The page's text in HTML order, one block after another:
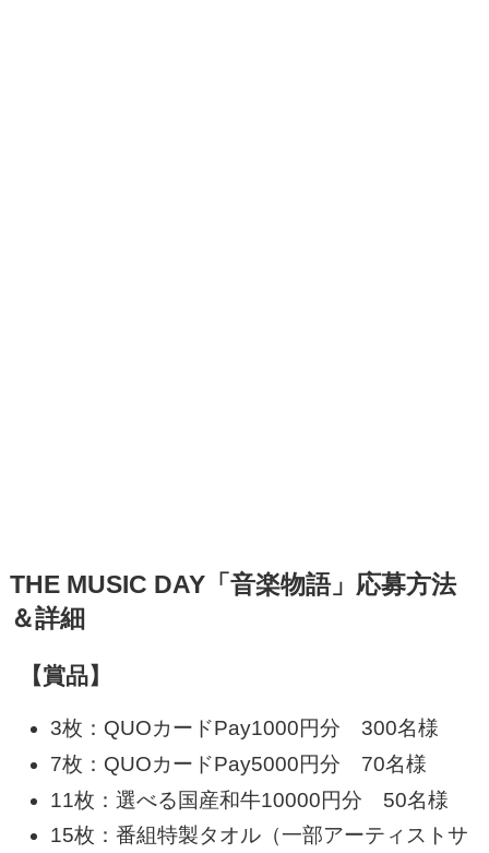
THE MUSIC DAY「音楽物語」応募方法
＆詳細
【賞品】
3枚：QUOカードPay1000円分 300名様
7枚：QUOカードPay5000円分 70名様
11枚：選べる国産和牛10000円分 50名様
15枚：番組特製タオル（一部アーティストサ